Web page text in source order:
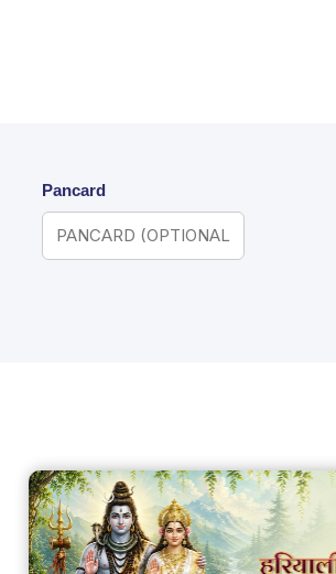
Pancard